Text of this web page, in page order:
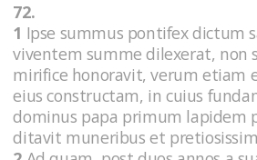
72.
1 Ipse summus pontifex dictum
viventem summe dilexerat, non
mirifice honoravit, verum etiam
eius constructam, in cuius
dominus papa primum lapidem
ditavit muneribus et